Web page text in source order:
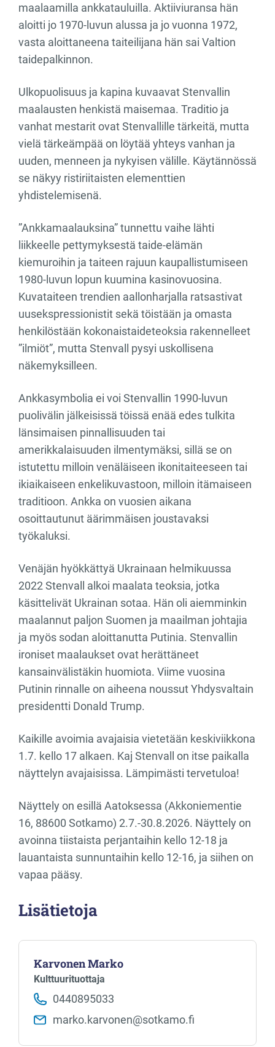
maalaamilla ankkatauluilla. Aktiiviuransa hän
aloitti jo 1970-luvun alussa ja jo vuonna 1972,
vasta aloittaneena taiteilijana hän sai Valtion
taidepalkinnon.
Ulkopuolisuus ja kapina kuvaavat Stenvallin
maalausten henkistä maisemaa. Traditio ja
vanhat mestarit ovat Stenvallille tärkeitä, mutta
vielä tärkeämpää on löytää yhteys vanhan ja
uuden, menneen ja nykyisen välille. Käytännössä
se näkyy ristiriitaisten elementtien
yhdistelemisenä.
”Ankkamaalauksina” tunnettu vaihe lähti
liikkeelle pettymyksestä taide-elämän
kiemuroihin ja taiteen rajuun kaupallistumiseen
1980-luvun lopun kuumina kasinovuosina.
Kuvataiteen trendien aallonharjalla ratsastivat
uusekspressionistit sekä töistään ja omasta
henkilöstään kokonaistaideteoksia rakennelleet
”ilmiöt”, mutta Stenvall pysyi uskollisena
näkemyksilleen.
Ankkasymbolia ei voi Stenvallin 1990-luvun
puolivälin jälkeisissä töissä enää edes tulkita
länsimaisen pinnallisuuden tai
amerikkalaisuuden ilmentymäksi, sillä se on
istutettu milloin venäläiseen ikonitaiteeseen tai
ikiaikaiseen enkelikuvastoon, milloin itämaiseen
traditioon. Ankka on vuosien aikana
osoittautunut äärimmäisen joustavaksi
työkaluksi.
Venäjän hyökkättyä Ukrainaan helmikuussa
2022 Stenvall alkoi maalata teoksia, jotka
käsittelivät Ukrainan sotaa. Hän oli aiemminkin
maalannut paljon Suomen ja maailman johtajia
ja myös sodan aloittanutta Putinia. Stenvallin
ironiset maalaukset ovat herättäneet
kansainvälistäkin huomiota. Viime vuosina
Putinin rinnalle on aiheena noussut Yhdysvaltain
presidentti Donald Trump.
Kaikille avoimia avajaisia vietetään keskiviikkona
1.7. kello 17 alkaen. Kaj Stenvall on itse paikalla
näyttelyn avajaisissa. Lämpimästi tervetuloa!
Näyttely on esillä Aatoksessa (Akkoniementie
16, 88600 Sotkamo) 2.7.-30.8.2026. Näyttely on
avoinna tiistaista perjantaihin kello 12-18 ja
lauantaista sunnuntaihin kello 12-16, ja siihen on
vapaa pääsy.
Lisätietoja
Karvonen Marko
Kulttuurituottaja
0440895033
marko.karvonen​@sotkamo.fi